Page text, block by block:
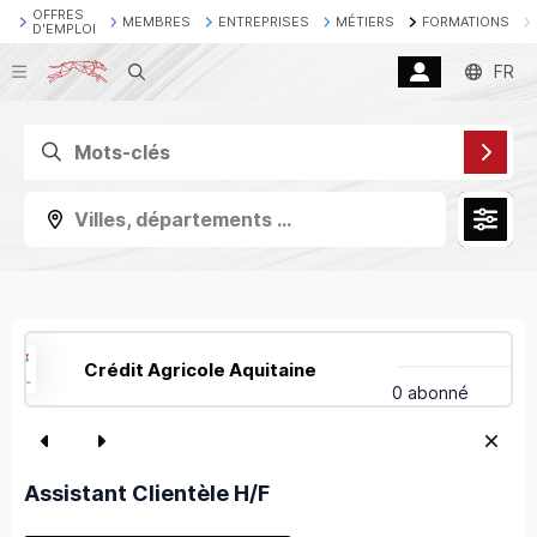
OFFRES
D'EMPLOI
MEMBRES ENTREPRISES MÉTIERS FORMATIONS
Recherche FR
Villes, départements ...
Crédit Agricole Aquitaine
0 abonné
Assistant Clientèle H/F